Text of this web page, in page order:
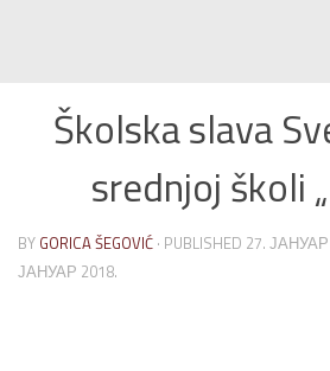
Školska slava
srednjoj školi
BY GORICA ŠEGOVIĆ · PUBLISHED 27. ЈАНУАР
ЈАНУАР 2018.